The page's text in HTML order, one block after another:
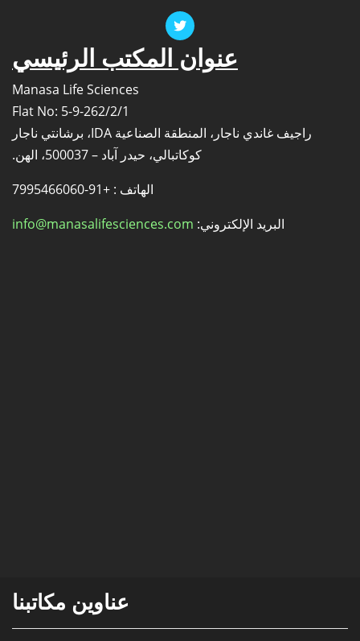
عنوان المكتب الرئيسي
Manasa Life Sciences
Flat No: 5-9-262/2/1
راجيف غاندي ناجار، المنطقة الصناعية IDA، برشانتي ناجار
كوكاتبالي، حيدر آباد – 500037، الهن.
الهاتف : +91-7995466060
البريد الإلكتروني: info@manasalifesciences.com
عناوين مكاتبنا